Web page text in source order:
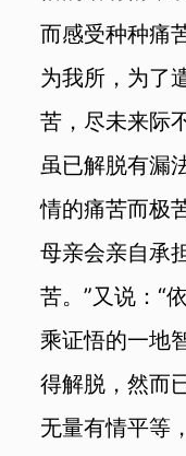
而感受种种痛
为我所，为了
苦，尽未来际
虽已解脱有漏
情的痛苦而极
母亲会亲自承
苦。”又说：“
乘证悟的一地
得解脱，然而
无量有情平等